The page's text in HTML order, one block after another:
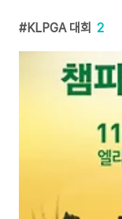
KLPGA 대회 2